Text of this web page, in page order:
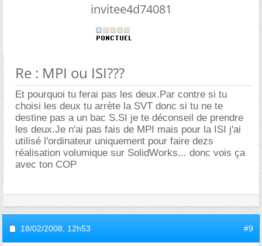
invitee4d74081
Re : MPI ou ISI???
Et pourquoi tu ferai pas les deux.Par contre si tu
choisi les deux tu arrète la SVT donc si tu ne te
destine pas a un bac S.SI je te déconseil de prendre
les deux.Je n'ai pas fais de MPI mais pour la ISI j'ai
utilisé l'ordinateur uniquement pour faire dezs
réalisation volumique sur SolidWorks... donc vois ça
avec ton COP
18/02/2008, 12h53 #9